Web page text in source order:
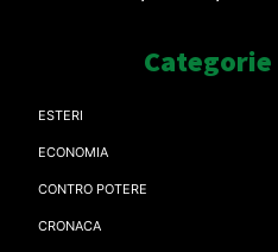
ESTERI
ECONOMIA
CONTRO POTERE
CRONACA